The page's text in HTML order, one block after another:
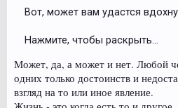
Вот, может вам удастся
Нажмите, чтобы раскрыть...
Может, да, а может и нет. Любой
одних только достоинств и
взгляд на то или иное явление.